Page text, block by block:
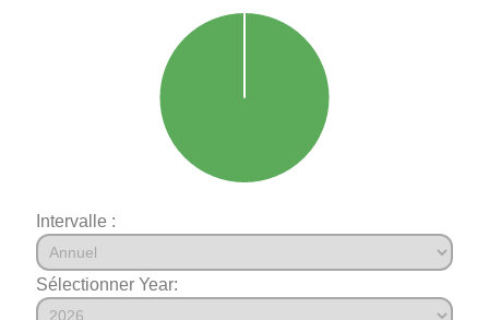
Intervalle :
Sélectionner Year: